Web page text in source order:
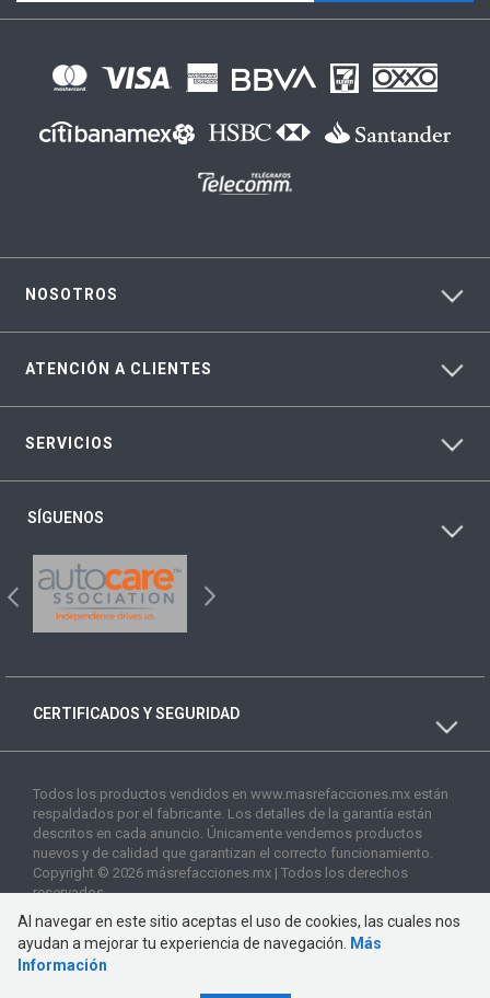
NOSOTROS
ATENCIÓN A CLIENTES
SERVICIOS
SÍGUENOS
CERTIFICADOS Y SEGURIDAD
Todos los productos vendidos en www.masrefacciones.mx están
respaldados por el fabricante. Los detalles de la garantía están
descritos en cada anuncio. Únicamente vendemos productos
nuevos y de calidad que garantizan el correcto funcionamiento.
Copyright © 2026 másrefacciones.mx | Todos los derechos
reservados
Al navegar en este sitio aceptas el uso de cookies, las cuales nos
ayudan a mejorar tu experiencia de navegación.
Más
Información